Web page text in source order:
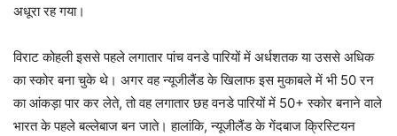
अधूरा रह गया।
विराट कोहली इससे पहले लगातार पांच वनडे पारियों में अर्धशतक या उससे अधिक
का स्कोर बना चुके थे। अगर वह न्यूजीलैंड के खिलाफ इस मुकाबले में भी 50 रन
का आंकड़ा पार कर लेते, तो वह लगातार छह वनडे पारियों में 50+ स्कोर बनाने वाले
भारत के पहले बल्लेबाज बन जाते। हालांकि, न्यूजीलैंड के गेंदबाज क्रिस्टियन